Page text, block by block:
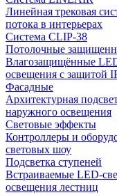
Линейная трековая
потока в интерьерах
Система CLIP-38
Потолочные
Влагозащищённые
освещения с защитой
Фасадные
Архитектурная
наружного освещения
Световые эффекты
Контроллеры и
световых шоу
Подсветка ступеней
Встраиваемые LED-
освещения лестниц